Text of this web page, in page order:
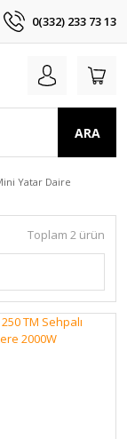
0(332) 233 73 13
ARA
Yatar Daire
Toplam 2 ürün